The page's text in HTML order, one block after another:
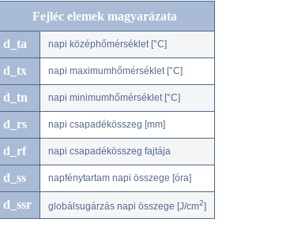
Fejléc elemek magyarázata
d_ta napi középhőmérséklet [°C]
d_tx napi maximumhőmérséklet [°C]
d_tn napi minimumhőmérséklet [°C]
d_rs napi csapadékösszeg [mm]
d_rf napi csapadékösszeg fajtája
d_ss napfénytartam napi összege [óra]
d_ssr globálsugárzás napi összege [J/cm2]